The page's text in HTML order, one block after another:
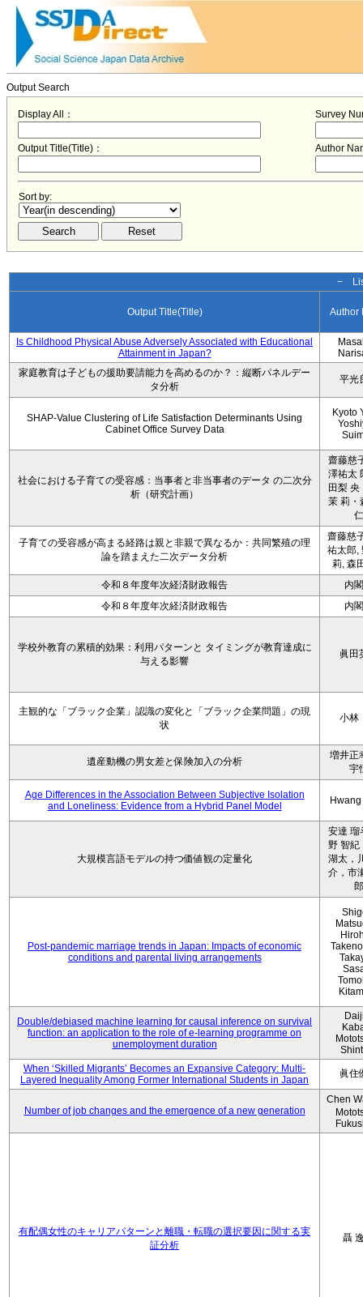
Output Search
Display All： Survey
Output Title(Title)： Author
Sort by:
−
Output Title(Title) Author
Is Childhood Physical Abuse Adversely Associated with Educational
Attainment in Japan?
家庭教育は子どもの援助要請能力を高めるのか？：縦断パネルデー
タ分析
平光
SHAP-Value Clustering of Life Satisfaction Determinants Using
Cabinet Office Survey Data
Kyoto
社会における子育ての受容感：当事者と非当事者のデータ の二次分
析（研究計画）
齋藤慈
澤祐太
田梨 央
茉 莉・
仁
子育ての受容感が高まる経路は親と非親で異なるか：共同繁殖の理
論を踏まえた二次データ分析
齋藤慈
祐太郎,
莉, 森
令和８年度年次経済財政報告
内
令和８年度年次経済財政報告
内
学校外教育の累積的効果：利用パターンと タイミングが教育達成に
与える影響
眞田
主観的な「ブラック企業」認識の変化と「ブラック企業問題」の現
状
小
遺産動機の男女差と保険加入の分析
増井正
宇
Age Differences in the Association Between Subjective Isolation
and Loneliness: Evidence from a Hybrid Panel Model
大規模言語モデルの持つ価値観の定量化
安達 瑠
野 智紀
湖太，
介，市
郎
Post-pandemic marriage trends in Japan: Impacts of economic
conditions and parental living arrangements
Double/debiased machine learning for causal inference on survival
function: an application to the role of e-learning programme on
unemployment duration
When ‘Skilled Migrants’ Becomes an Expansive Category: Multi-
Layered Inequality Among Former International Students in Japan
眞住
Number of job changes and the emergence of a new generation
Chen
有配偶女性のキャリアパターンと離職・転職の選択要因に関する実
証分析
聶